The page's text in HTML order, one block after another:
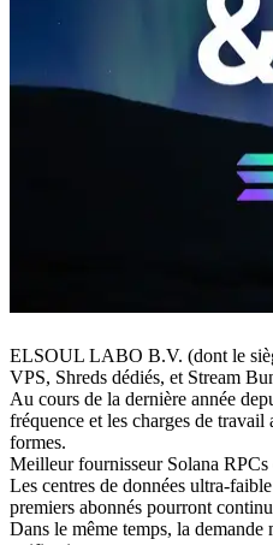
ELSOUL LABO B.V. (dont le
VPS, Shreds dédiés, et Stream
Au cours de la dernière année
fréquence et les charges de
formes.
Meilleur fournisseur Solana
Les centres de données ultra-
premiers abonnés pourront
Dans le même temps, la